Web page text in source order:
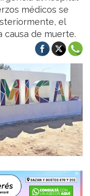
médicos se
el
de muerte.